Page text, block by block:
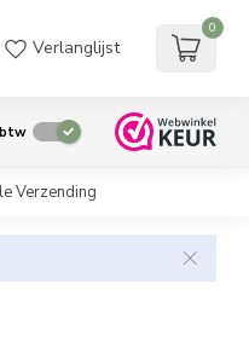
Verlanglijst
0
Verzending